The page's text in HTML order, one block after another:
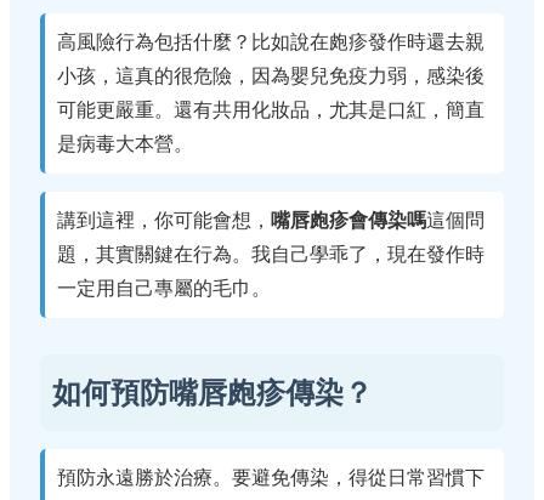
高風險行為包括什麼？比如說在皰疹發作時還去親
小孩，這真的很危險，因為嬰兒免疫力弱，感染後
可能更嚴重。還有共用化妝品，尤其是口紅，簡直
是病毒大本營。
講到這裡，你可能會想， 嘴唇皰疹會傳染嗎這個問
題，其實關鍵在行為。我自己學乖了，現在發作時
一定用自己專屬的毛巾。
如何預防嘴唇皰疹傳染？
預防永遠勝於治療。要避免傳染，得從日常習慣下